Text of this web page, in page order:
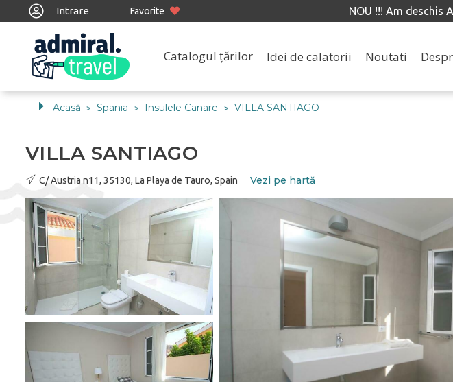
NOU !!! Am deschis
Intrare Favorite
Catalogul țărilor Idei de calatorii Noutati
Acasă > Spania > Insulele Canare > VILLA SANTIAGO
VILLA SANTIAGO
C/ Austria n11, 35130, La Playa de Tauro, Spain Vezi pe hartă